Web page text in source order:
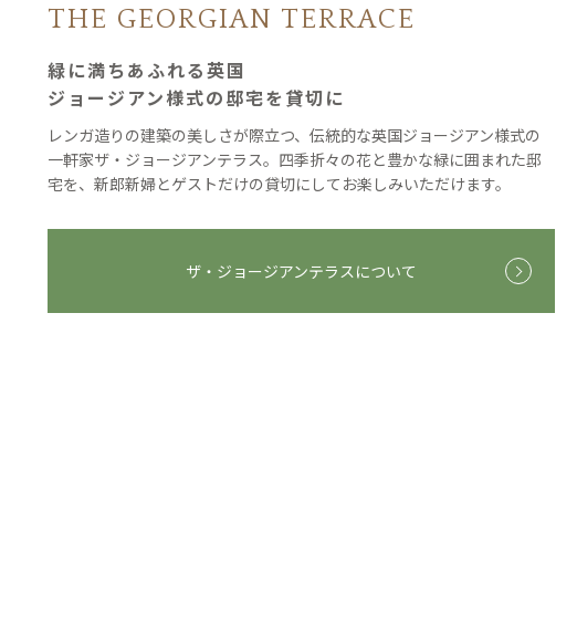
THE GEORGIAN TERRACE
緑に満ちあふれる英国
ジョージアン様式の邸宅を貸切に
レンガ造りの建築の美しさが際立つ、伝統的な英国ジョージアン様式の
一軒家ザ・ジョージアンテラス。四季折々の花と豊かな緑に囲まれた邸
宅を、新郎新婦とゲストだけの貸切にしてお楽しみいただけます。
ザ・ジョージアンテラスについて